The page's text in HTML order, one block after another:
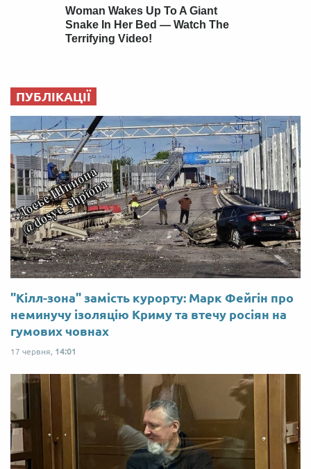
ПУБЛІКАЦІЇ
"Кілл-зона" замість курорту: Марк Фейгін про
неминучу ізоляцію Криму та втечу росіян на
гумових човнах
17 червня, 14:01